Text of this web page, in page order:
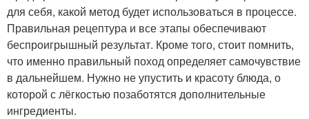
для себя, какой метод будет использоваться в процессе.
Правильная рецептура и все этапы обеспечивают
беспроигрышный результат. Кроме того, стоит помнить,
что именно правильный поход определяет самочувствие
в дальнейшем. Нужно не упустить и красоту блюда, о
которой с лёгкостью позаботятся дополнительные
ингредиенты.